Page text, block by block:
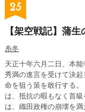
25
【架空戦記】蒲生
糸冬
天正十年六月二日、本能寺にて織
秀満の進言を受けて決
命を狙う策を敢行する。 その結果、本能寺の信長、そして妙覚寺の織田信忠
は、抵抗の暇もなく首級を挙げられる。 両名の
は、織田政権の崩壊を